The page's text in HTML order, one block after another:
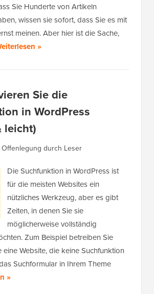
Sie Hunderte von Artikeln
wissen sie sofort, dass Sie es mit
meinen. Aber hier ist die Sache,
»
Sie die
in WordPress
leicht)
Offenlegung durch Leser
Die Suchfunktion in WordPress ist
für die meisten Websites ein
nützliches Werkzeug, aber es gibt
Zeiten, in denen Sie sie
möglicherweise vollständig
Zum Beispiel betreiben Sie
eine Website, die keine Suchfunktion
Suchformular in Ihrem Theme
»